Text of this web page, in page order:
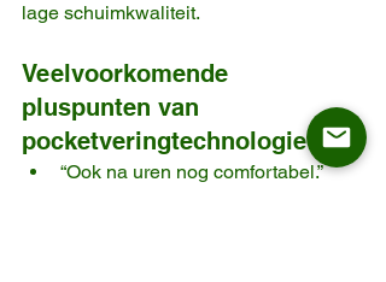
lage schuimkwaliteit.
Veelvoorkomende
pluspunten van
pocketveringtechnologie
“Ook na uren nog comfortabel.”